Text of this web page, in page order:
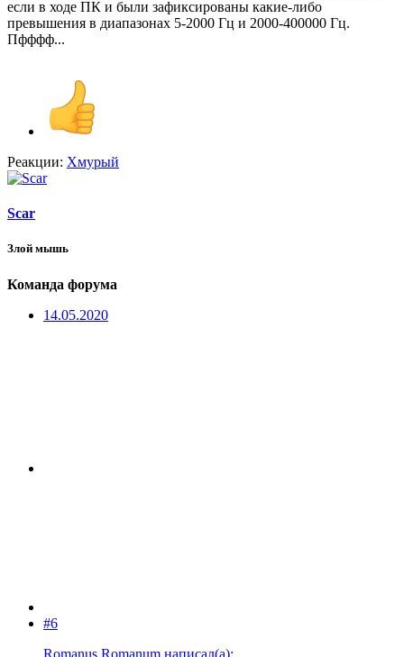
если в ходе ПК и были зафиксированы какие-либо
превышения в диапазонах 5-2000 Гц и 2000-400000 Гц.
Пфффф...
Реакции: Хмурый
Scar
Злой мышь
Команда форума
14.05.2020
#6
Romanus Romanum написал(а):